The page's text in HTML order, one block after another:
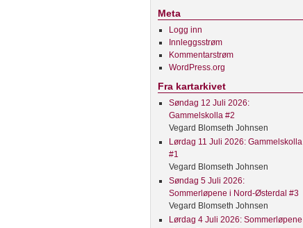
Meta
Logg inn
Innleggsstrøm
Kommentarstrøm
WordPress.org
Fra kartarkivet
Søndag 12 Juli 2026:
Gammelskolla #2
Vegard Blomseth Johnsen
Lørdag 11 Juli 2026: Gammelskolla
#1
Vegard Blomseth Johnsen
Søndag 5 Juli 2026:
Sommerløpene i Nord-Østerdal #3
Vegard Blomseth Johnsen
Lørdag 4 Juli 2026: Sommerløpene